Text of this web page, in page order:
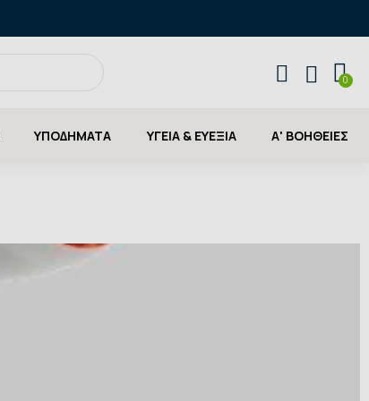
ΥΠΟΔΗΜΑΤΑ ΥΓΕΙΑ & ΕΥΕΞΙΑ Α' ΒΟΗΘΕΙΕΣ